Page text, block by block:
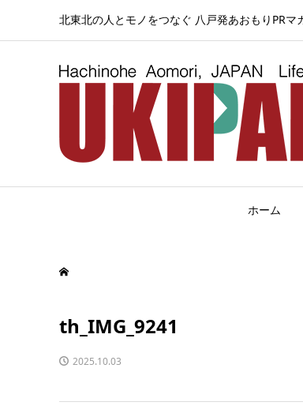
北東北の人とモノをつなぐ 八戸発あおもりPRマ
ホーム
th_IMG_9241
2025.10.03